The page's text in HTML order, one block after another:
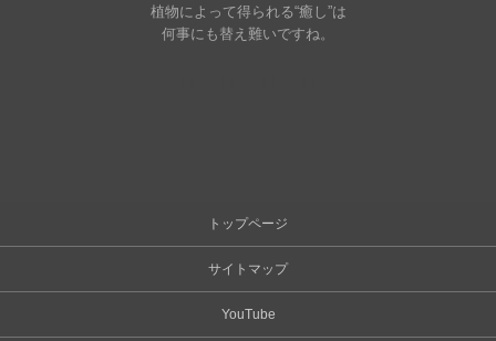
植物によって得られる“癒し”は
何事にも替え難いですね。
トップページ
サイトマップ
YouTube